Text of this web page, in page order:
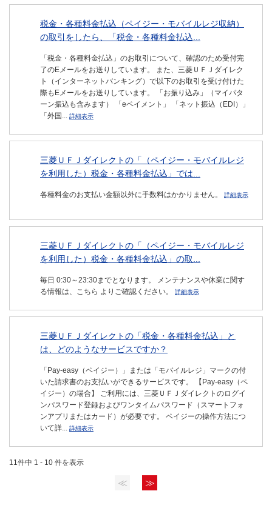
税金・各種料金払込（ペイジー・モバイルレジ収納）
の取引をしたら、「税金・各種料金払込...
「税金・各種料金払込」のお取引について、確認のため受付完
了のEメールをお送りしています。 また、三菱ＵＦＪダイレク
ト（インターネットバンキング）で以下のお取引を受け付けた
際もEメールをお送りしています。 「お振り込み」（マイパタ
ーン振込も含みます） 「eペイメント」 「ネット振込（EDI）」
「外国... 詳細表示
三菱ＵＦＪダイレクトの「（ペイジー・モバイルレジ
を利用した）税金・各種料金払込」では...
各種料金のお支払い金額以外に手数料はかかりません。 詳細表示
三菱ＵＦＪダイレクトの「（ペイジー・モバイルレジ
を利用した）税金・各種料金払込」の取...
毎日 0:30～23:30までとなります。 メンテナンスや休業に関す
る情報は、こちら よりご確認ください。
詳細表示
三菱ＵＦＪダイレクトの「税金・各種料金払込」と
は、どのようなサービスですか？
「Pay-easy（ペイジー）」または「モバイルレジ」マークの付
いた請求書のお支払いができるサービスです。 【Pay-easy（ペ
イジー）の場合】 ご利用には、三菱ＵＦＪダイレクトのログイ
ンパスワード登録およびワンタイムパスワード（スマートフォ
ンアプリまたはカード）が必要です。 ペイジーの操作方法につ
いて詳... 詳細表示
11件中 1 - 10 件を表示
≪ ≫